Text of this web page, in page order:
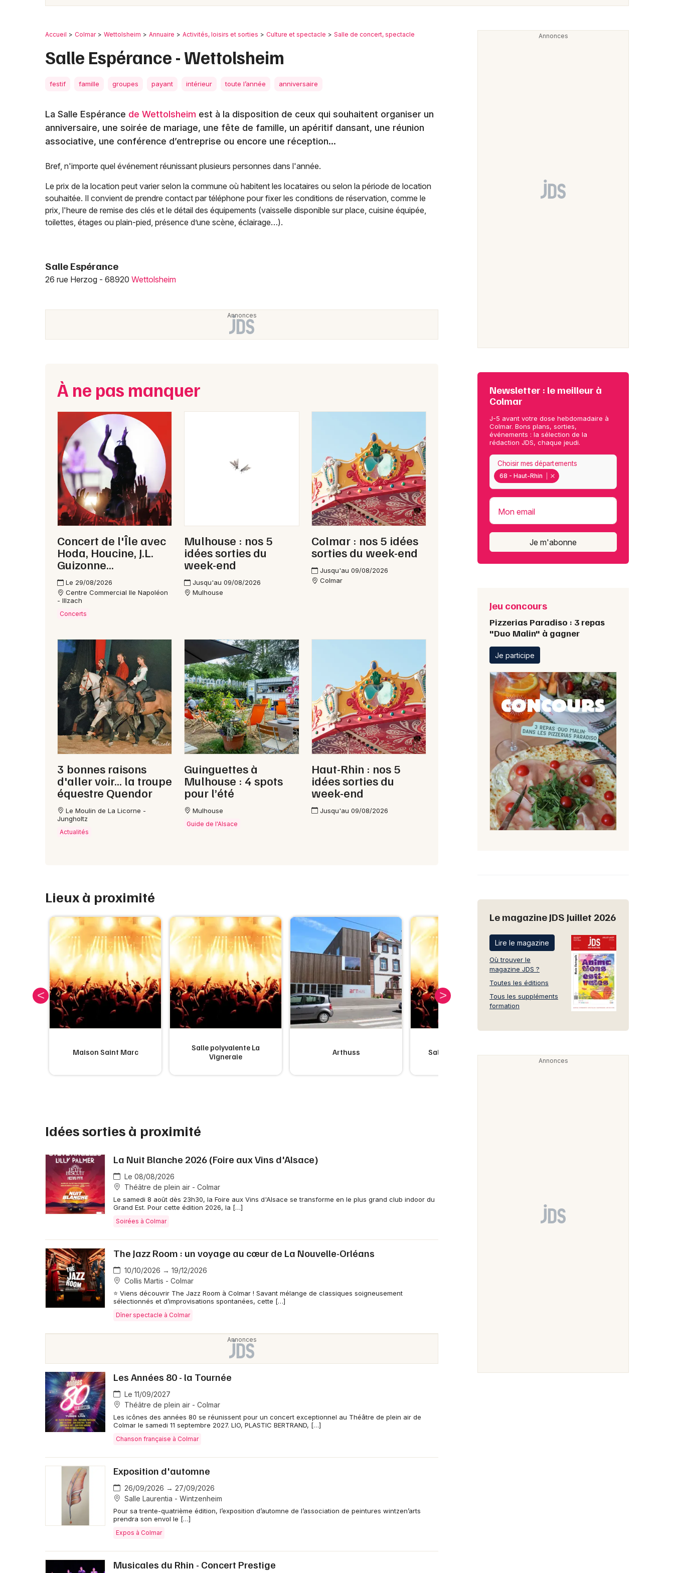
Sports
Sorties & loisirs
Salle de concert, spectacle dans le Haut-
Rhin
Salle de concert, spectacle en Alsace
Salle de concert, spectacle dans le
68 - Haut-Rhin
Mulhouse
Nice
Paris
Strasbourg
Toulouse
Toutes les villes
Accueil Colmar Wettolsheim Annuaire Activités, loisirs et sorties Culture et spectacle Salle de concert, spectacle
Salle Espérance - Wettolsheim
festif famille groupes payant intérieur toute l’année anniversaire
La Salle Espérance de Wettolsheim est à la disposition de ceux qui souhaitent organiser un
anniversaire, une soirée de mariage, une fête de famille, un apéritif dansant, une réunion
associative, une conférence d’entreprise ou encore une réception...
Bref, n'importe quel événement réunissant plusieurs personnes dans l'année.
Le prix de la location peut varier selon la commune où habitent les locataires ou selon la période de location
souhaitée. Il convient de prendre contact par téléphone pour fixer les conditions de réservation, comme le
prix, l'heure de remise des clés et le détail des équipements (vaisselle disponible sur place, cuisine équipée,
toilettes, étages ou plain-pied, présence d’une scène, éclairage…).
Salle Espérance
26 rue Herzog - 68920 Wettolsheim
À ne pas manquer
Concert de l'Île avec
Hoda, Houcine, J.L.
Guizonne...
Le 29/08/2026
Centre Commercial Ile Napoléon
- Illzach
Concerts
Mulhouse : nos 5
idées sorties du
week-end
Jusqu'au 09/08/2026
Mulhouse
Colmar : nos 5 idées
sorties du week-end
Jusqu'au 09/08/2026
Colmar
3 bonnes raisons
d'aller voir... la troupe
équestre Quendor
Le Moulin de La Licorne -
Jungholtz
Actualités
Guinguettes à
Mulhouse : 4 spots
pour l’été
Mulhouse
Guide de l'Alsace
Haut-Rhin : nos 5
idées sorties du
week-end
Jusqu'au 09/08/2026
Lieux à proximité
Maison Saint Marc
Salle polyvalente La
Vigneraie
Arthuss Salle des Marronniers
Idées sorties à proximité
La Nuit Blanche 2026 (Foire aux Vins d'Alsace)
Le 08/08/2026
Théâtre de plein air - Colmar
Le samedi 8 août dès 23h30, la Foire aux Vins d'Alsace se transforme en le plus grand club indoor du
Grand Est. Pour cette édition 2026, la […]
Soirées à Colmar
The Jazz Room : un voyage au cœur de La Nouvelle-Orléans
10/10/2026 → 19/12/2026
Collis Martis - Colmar
⭐ Viens découvrir The Jazz Room à Colmar ! Savant mélange de classiques soigneusement
sélectionnés et d’improvisations spontanées, cette […]
Dîner spectacle à Colmar
Les Années 80 - la Tournée
Le 11/09/2027
Théâtre de plein air - Colmar
Les icônes des années 80 se réunissent pour un concert exceptionnel au Théâtre de plein air de
Colmar le samedi 11 septembre 2027. LIO, PLASTIC BERTRAND, […]
Chanson française à Colmar
Exposition d'automne
26/09/2026 → 27/09/2026
Salle Laurentia - Wintzenheim
Pour sa trente-quatrième édition, l’exposition d’automne de l’association de peintures wintzen’arts
prendra son envol le […]
Expos à Colmar
Musicales du Rhin - Concert Prestige
Newsletter : le meilleur à
Colmar
J-5 avant votre dose hebdomadaire à
Colmar. Bons plans, sorties,
événements : la sélection de la
rédaction JDS, chaque jeudi.
68 - Haut-Rhin
Choisir mes départements
Mon email
Je m'abonne
Jeu concours
Pizzerias Paradiso : 3 repas
"Duo Malin" à gagner
Je participe
Le magazine JDS Juillet 2026
Lire le magazine
Où trouver le
magazine JDS ?
Toutes les éditions
Tous les suppléments
formation